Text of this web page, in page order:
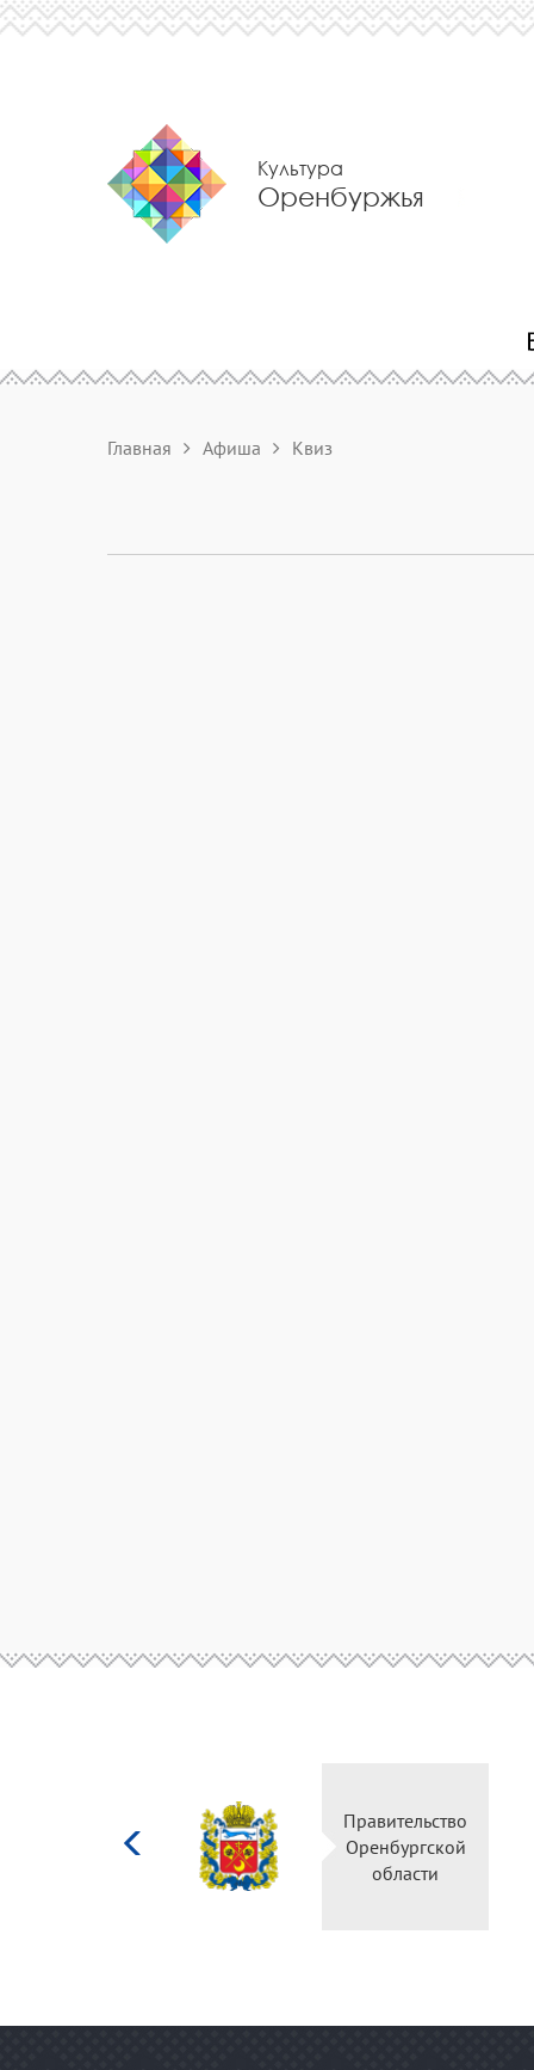
Культура
Оренбуржья
Главная Афиша Квиз
Правительство
Оренбургской
области